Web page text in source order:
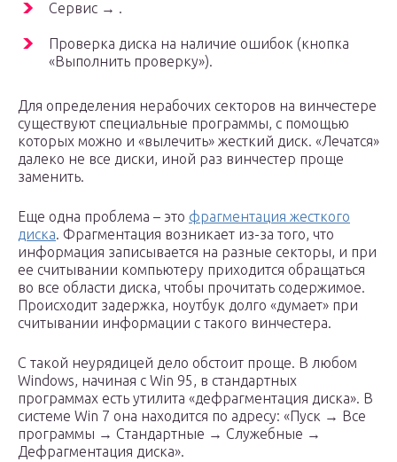
Сервис → .
Проверка диска на наличие ошибок (кнопка
«Выполнить проверку»).
Для определения нерабочих секторов на винчестере
существуют специальные программы, с помощью
которых можно и «вылечить» жесткий диск. «Лечатся»
далеко не все диски, иной раз винчестер проще
заменить.
Еще одна проблема – это фрагментация жесткого
диска. Фрагментация возникает из-за того, что
информация записывается на разные секторы, и при
ее считывании компьютеру приходится обращаться
во все области диска, чтобы прочитать содержимое.
Происходит задержка, ноутбук долго «думает» при
считывании информации с такого винчестера.
С такой неурядицей дело обстоит проще. В любом
Windows, начиная с Win 95, в стандартных
программах есть утилита «дефрагментация диска». В
системе Win 7 она находится по адресу: «Пуск → Все
программы → Стандартные → Служебные →
Дефрагментация диска».